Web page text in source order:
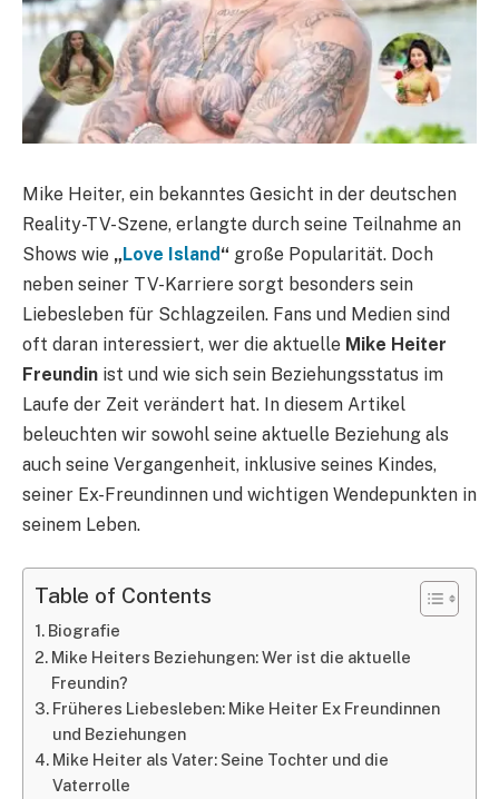
Mike Heiter, ein bekanntes Gesicht in der deutschen
Reality-TV-Szene, erlangte durch seine Teilnahme an
Shows wie „ Love Island“ große Popularität. Doch
neben seiner TV-Karriere sorgt besonders sein
Liebesleben für Schlagzeilen. Fans und Medien sind
oft daran interessiert, wer die aktuelle Mike Heiter
Freundin ist und wie sich sein Beziehungsstatus im
Laufe der Zeit verändert hat. In diesem Artikel
beleuchten wir sowohl seine aktuelle Beziehung als
auch seine Vergangenheit, inklusive seines Kindes,
seiner Ex-Freundinnen und wichtigen Wendepunkten in
seinem Leben.
Table of Contents
Biografie
Mike Heiters Beziehungen: Wer ist die aktuelle
Freundin?
Früheres Liebesleben: Mike Heiter Ex Freundinnen
und Beziehungen
Mike Heiter als Vater: Seine Tochter und die
Vaterrolle